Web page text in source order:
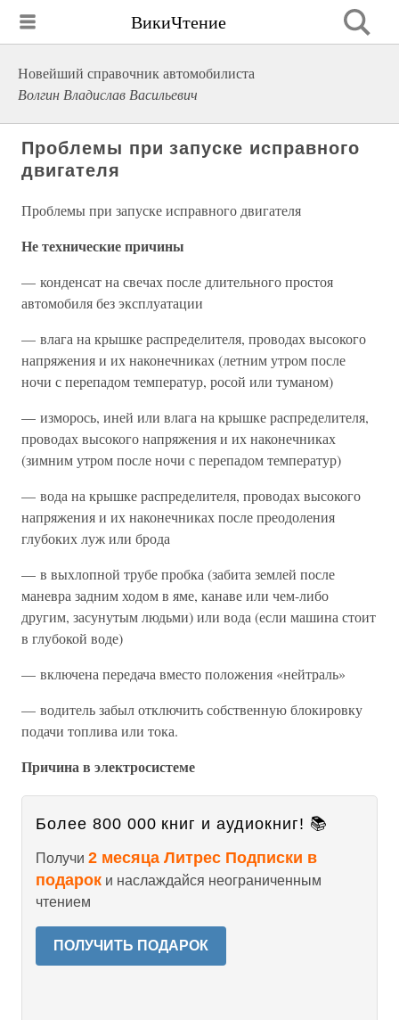
ВикиЧтение
Новейший справочник автомобилиста
Волгин Владислав Васильевич
Проблемы при запуске исправного
двигателя
Проблемы при запуске исправного двигателя
Не технические причины
— конденсат на свечах после длительного простоя
автомобиля без эксплуатации
— влага на крышке распределителя, проводах высокого
напряжения и их наконечниках (летним утром после
ночи с перепадом температур, росой или туманом)
— изморось, иней или влага на крышке распределителя,
проводах высокого напряжения и их наконечниках
(зимним утром после ночи с перепадом температур)
— вода на крышке распределителя, проводах высокого
напряжения и их наконечниках после преодоления
глубоких луж или брода
— в выхлопной трубе пробка (забита землей после
маневра задним ходом в яме, канаве или чем-либо
другим, засунутым людьми) или вода (если машина стоит
в глубокой воде)
— включена передача вместо положения «нейтраль»
— водитель забыл отключить собственную блокировку
подачи топлива или тока.
Причина в электросистеме
Более 800 000 книг и аудиокниг! 📚
Получи 2 месяца Литрес Подписки в
подарок и наслаждайся неограниченным
чтением
ПОЛУЧИТЬ ПОДАРОК